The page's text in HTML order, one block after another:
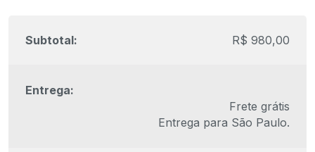
R$ 980,00
Frete grátis
Entrega para São Paulo.